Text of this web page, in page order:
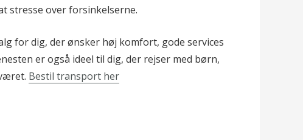
stresse over forsinkelserne.
for dig, der ønsker høj komfort, gode services
er også ideel til dig, der rejser med børn,
Bestil transport her